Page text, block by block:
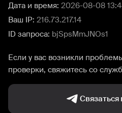
Дата и время: 2026-08-08
Ваш IP: 216.73.217.14
ID запроса: bjSpsMmJNOs1
Если у вас возникли
проверки, свяжитесь со
Связаться